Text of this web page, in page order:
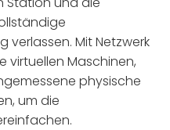
verlassen. Mit Netzwerk
virtuellen Maschinen,
physische
um die